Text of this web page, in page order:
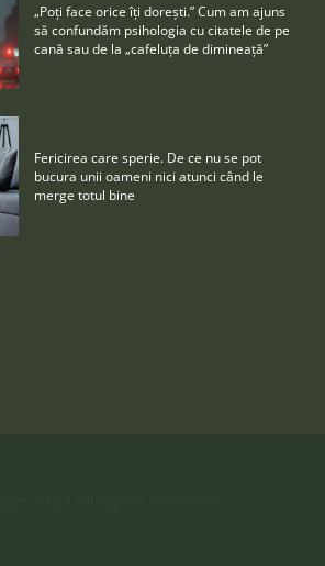
„Poţi face orice îţi doreşti.” Cum am ajuns
să confundăm psihologia cu citatele de pe
cană sau de la „cafeluţa de dimineaţă”
Fericirea care sperie. De ce nu se pot
bucura unii oameni nici atunci când le
merge totul bine